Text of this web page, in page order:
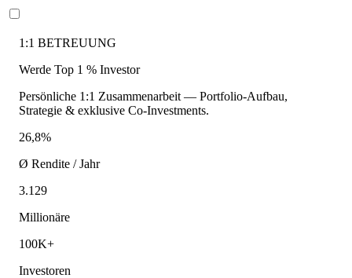
1:1 BETREUUNG
Werde Top 1 % Investor
Persönliche 1:1 Zusammenarbeit — Portfolio-Aufbau,
Strategie & exklusive Co-Investments.
26,8%
Ø Rendite / Jahr
3.129
Millionäre
100K+
Investoren